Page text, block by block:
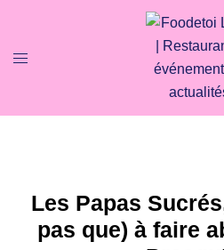
Les Papas
pas que) à faire